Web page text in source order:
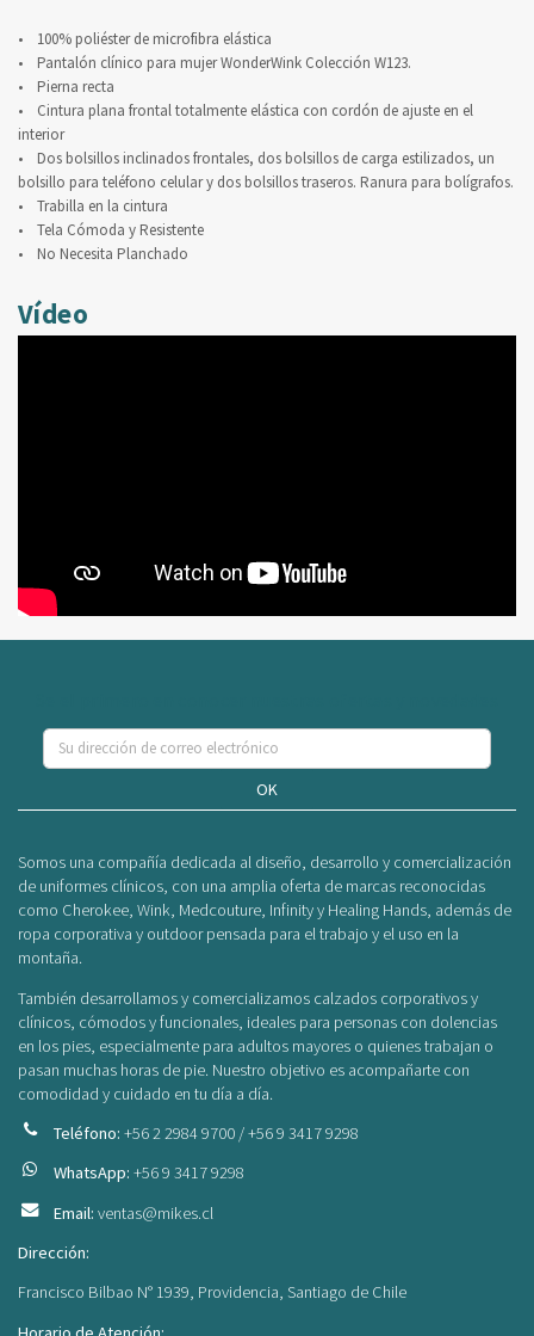
• 100% poliéster de microfibra elástica
• Pantalón clínico para mujer WonderWink Colección W123.
• Pierna recta
• Cintura plana frontal totalmente elástica con cordón de ajuste en el
interior
• Dos bolsillos inclinados frontales, dos bolsillos de carga estilizados, un
bolsillo para teléfono celular y dos bolsillos traseros. Ranura para bolígrafos.
• Trabilla en la cintura
• Tela Cómoda y Resistente
• No Necesita Planchado
Vídeo
OK
Somos una compañía dedicada al diseño, desarrollo y comercialización
de uniformes clínicos, con una amplia oferta de marcas reconocidas
como Cherokee, Wink, Medcouture, Infinity y Healing Hands, además de
ropa corporativa y outdoor pensada para el trabajo y el uso en la
montaña.
También desarrollamos y comercializamos calzados corporativos y
clínicos, cómodos y funcionales, ideales para personas con dolencias
en los pies, especialmente para adultos mayores o quienes trabajan o
pasan muchas horas de pie. Nuestro objetivo es acompañarte con
comodidad y cuidado en tu día a día.
Teléfono: +56 2 2984 9700 / +56 9 3417 9298
WhatsApp: +56 9 3417 9298
Email: ventas@mikes.cl
Dirección:
Francisco Bilbao N° 1939, Providencia, Santiago de Chile